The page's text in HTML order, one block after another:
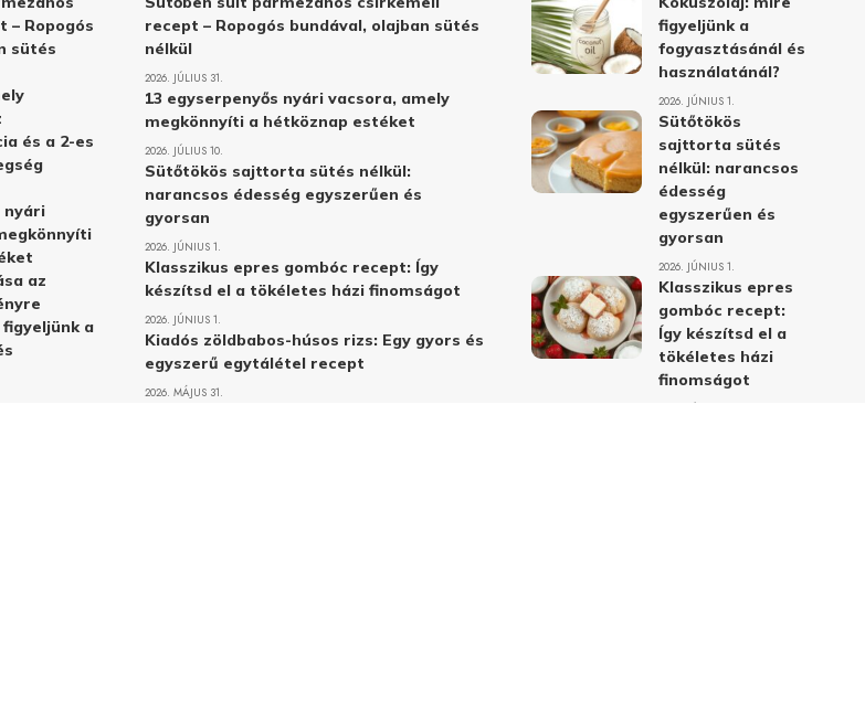
– Ropogós
sütés
és a 2-es
nyári
az
a
recept – Ropogós bundával, olajban sütés
nélkül
2026. JÚLIUS 31.
13 egyserpenyős nyári vacsora, amely
megkönnyíti a hétköznap estéket
2026. JÚLIUS 10.
Sütőtökös sajttorta sütés nélkül:
narancsos édesség egyszerűen és
gyorsan
2026. JÚNIUS 1.
Klasszikus epres gombóc recept: Így
készítsd el a tökéletes házi finomságot
2026. JÚNIUS 1.
Kiadós zöldbabos-húsos rizs: Egy gyors és
egyszerű egytálétel recept
2026. MÁJUS 31.
figyeljünk a
fogyasztásánál és
használatánál?
2026. JÚNIUS 1.
Sütőtökös
sajttorta sütés
nélkül: narancsos
édesség
egyszerűen és
gyorsan
2026. JÚNIUS 1.
Klasszikus epres
gombóc recept:
Így készítsd el a
tökéletes házi
finomságot
2026. JÚNIUS 1.